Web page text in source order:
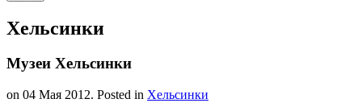
Хельсинки
Музеи Хельсинки
on 04 Мая 2012. Posted in Хельсинки